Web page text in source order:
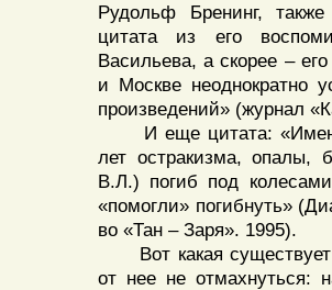
Рудольф Бренинг,
цитата из его
Васильева, а скорее –
и Москве неоднократно
произведений» (журнал
И еще цитата:
лет остракизма, опалы,
В.Л.) погиб под
«помогли» погибнуть»
во «Тан – Заря». 1995).
Вот какая существует
от нее не отмахнуться: